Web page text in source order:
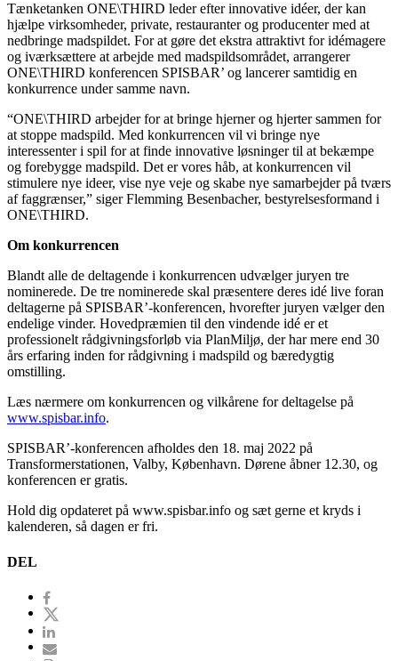
Tænketanken ONE\THIRD leder efter innovative idéer, der kan
hjælpe virksomheder, private, restauranter og producenter med at
nedbringe madspildet. For at gøre det ekstra attraktivt for idémagere
og iværksættere at arbejde med madspildsområdet, arrangerer
ONE\THIRD konferencen SPISBAR’ og lancerer samtidig en
konkurrence under samme navn.
“ONE\THIRD arbejder for at bringe hjerner og hjerter sammen for
at stoppe madspild. Med konkurrencen vil vi bringe nye
interessenter i spil for at finde innovative løsninger til at bekæmpe
og forebygge madspild. Det er vores håb, at konkurrencen vil
stimulere nye ideer, vise nye veje og skabe nye samarbejder på tværs
af faggrænser,” siger Flemming Besenbacher, bestyrelsesformand i
ONE\THIRD.
Om konkurrencen
Blandt alle de deltagende i konkurrencen udvælger juryen tre
nominerede. De tre nominerede skal præsentere deres idé live foran
deltagerne på SPISBAR’-konferencen, hvorefter juryen vælger den
endelige vinder. Hovedpræmien til den vindende idé er et
professionelt rådgivningsforløb via PlanMiljø, der har mere end 30
års erfaring inden for rådgivning i madspild og bæredygtig
omstilling.
Læs nærmere om konkurrencen og vilkårene for deltagelse på
www.spisbar.info.
SPISBAR’-konferencen afholdes den 18. maj 2022 på
Transformerstationen, Valby, København. Dørene åbner 12.30, og
konferencen er gratis.
Hold dig opdateret på www.spisbar.info og sæt gerne et kryds i
kalenderen, så dagen er fri.
DEL